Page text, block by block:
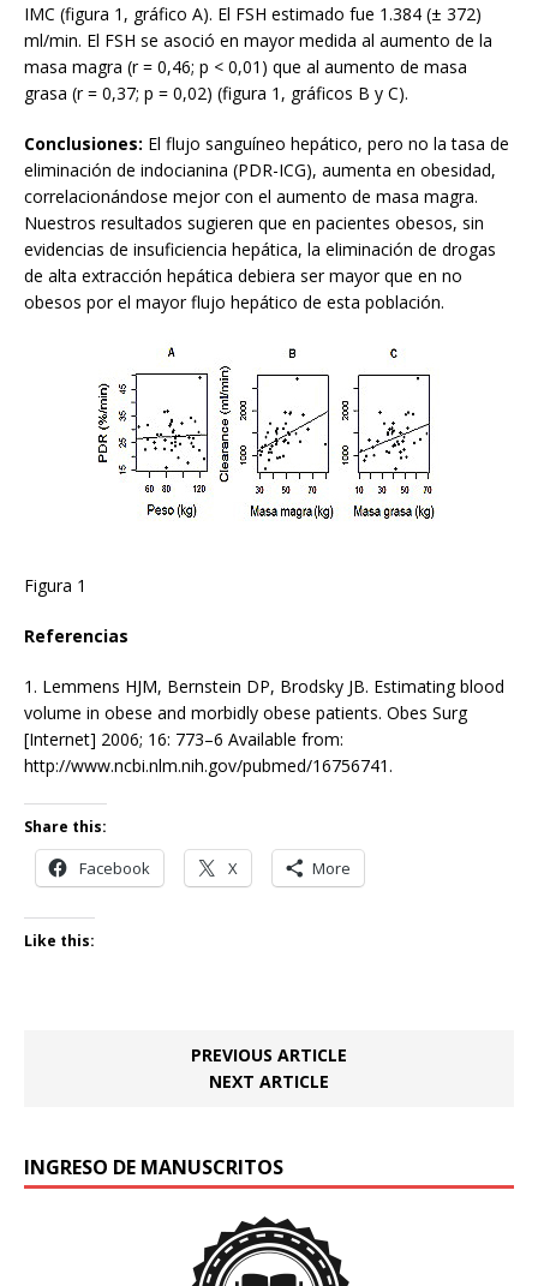
IMC (figura 1, gráfico A). El FSH estimado fue 1.384 (± 372)
ml/min. El FSH se asoció en mayor medida al aumento de la
masa magra (r = 0,46; p < 0,01) que al aumento de masa
grasa (r = 0,37; p = 0,02) (figura 1, gráficos B y C).
Conclusiones: El flujo sanguíneo hepático, pero no la tasa de
eliminación de indocianina (PDR-ICG), aumenta en obesidad,
correlacionándose mejor con el aumento de masa magra.
Nuestros resultados sugieren que en pacientes obesos, sin
evidencias de insuficiencia hepática, la eliminación de drogas
de alta extracción hepática debiera ser mayor que en no
obesos por el mayor flujo hepático de esta población.
Figura 1
Referencias
1. Lemmens HJM, Bernstein DP, Brodsky JB. Estimating blood
volume in obese and morbidly obese patients. Obes Surg
[Internet] 2006; 16: 773–6 Available from:
http://www.ncbi.nlm.nih.gov/pubmed/16756741.
Share this:
Facebook X More
Like this:
PREVIOUS ARTICLE
NEXT ARTICLE
INGRESO DE MANUSCRITOS